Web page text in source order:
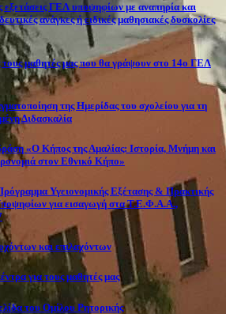
εξετάσεις ΓΕΛ υποψηφίων με αναπηρία και
ανάγκες ή ειδικές μαθησιακές δυσκολίες
τους μαθητές μας που θα γράψουν στο 14ο ΓΕΛ
της Ημερίδας του σχολείου για τη
Διδασκαλία
«Ο Κήπος της Αμαλίας: Ιστορία, Μνήμη και
στον Εθνικό Κήπο»
Υγειονομικής Εξέτασης & Πρακτικής
για εισαγωγή στα Τ.Ε.Φ.Α.Α.,
και επιλαχόντων
για τους μαθητές μας
του Ομίλου Ρητορικής